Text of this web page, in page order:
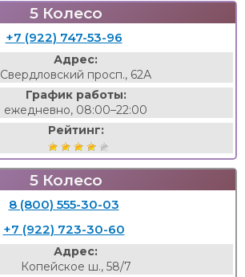
5 Колесо
+7 (922) 747-53-96
Адрес:
Свердловский просп., 62А
График работы:
ежедневно, 08:00–22:00
Рейтинг:
5 Колесо
8 (800) 555-30-03
+7 (922) 723-30-60
Адрес:
Копейское ш., 58/7